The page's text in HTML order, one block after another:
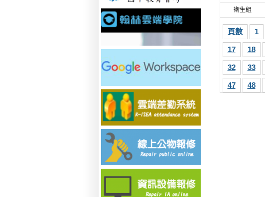
衛生組
頁數 1
17 18
32 33
47 48